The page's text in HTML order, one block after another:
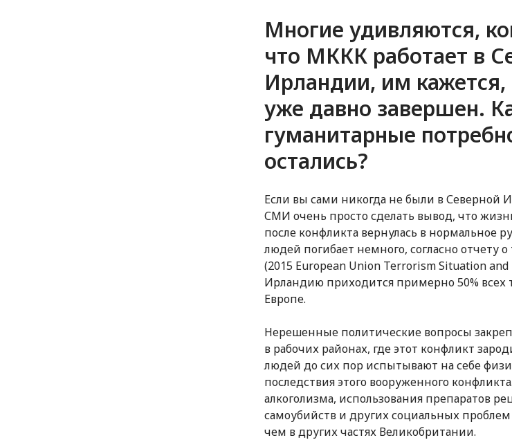
Многие удивляются,
что МККК работает в
Ирландии, им кажется,
уже давно завершен.
гуманитарные
остались?
Если вы сами никогда не были в Северной
СМИ очень просто сделать вывод, что
после конфликта вернулась в нормальное
людей погибает немного, согласно отчету о
(2015 European Union Terrorism Situation
Ирландию приходится примерно 50% всех
Европе.
Нерешенные политические вопросы
в рабочих районах, где этот конфликт
людей до сих пор испытывают на себе
последствия этого вооруженного
алкоголизма, использования препаратов
самоубийств и других социальных
чем в других частях Великобритании.